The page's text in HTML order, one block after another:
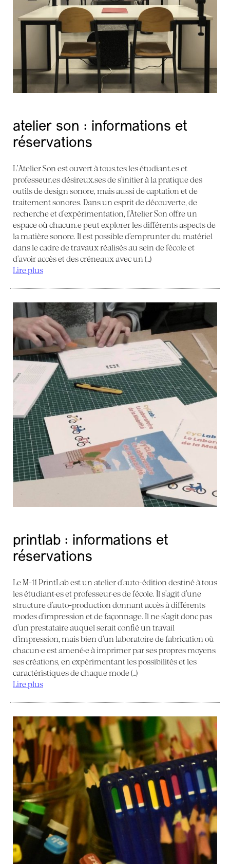
atelier son : informations et
réservations
L’Atelier Son est ouvert à tous.tes les étudiant.es et
professeur.es désireux.ses de s’initier à la pratique des
outils de design sonore, mais aussi de captation et de
traitement sonores. Dans un esprit de découverte, de
recherche et d’expérimentation, l’Atelier Son offre un
espace où chacun.e peut explorer les différents aspects de
la matière sonore. Il est possible d’emprunter du matériel
dans le cadre de travaux réalisés au sein de l’école et
d’avoir accès et des créneaux avec un (…)
Lire plus
printlab : informations et
réservations
Le M-11 PrintLab est un atelier d’auto-édition destiné à tous
les étudiant·es et professeur·es de l’école. Il s’agit d’une
structure d’auto-production donnant accès à différents
modes d’impression et de façonnage. Il ne s’agit donc pas
d’un prestataire auquel serait confié un travail
d’impression, mais bien d’un laboratoire de fabrication où
chacun·e est amené·e à imprimer par ses propres moyens
ses créations, en expérimentant les possibilités et les
caractéristiques de chaque mode (…)
Lire plus